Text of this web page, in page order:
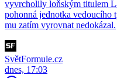
vyvrcholily loňským titulem
pohonná jednotka vedoucího
mu zatím vyrovnat nedokázal.
SvětFormule.cz
dnes, 17:03